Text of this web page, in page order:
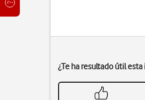
¿Te ha resultado útil